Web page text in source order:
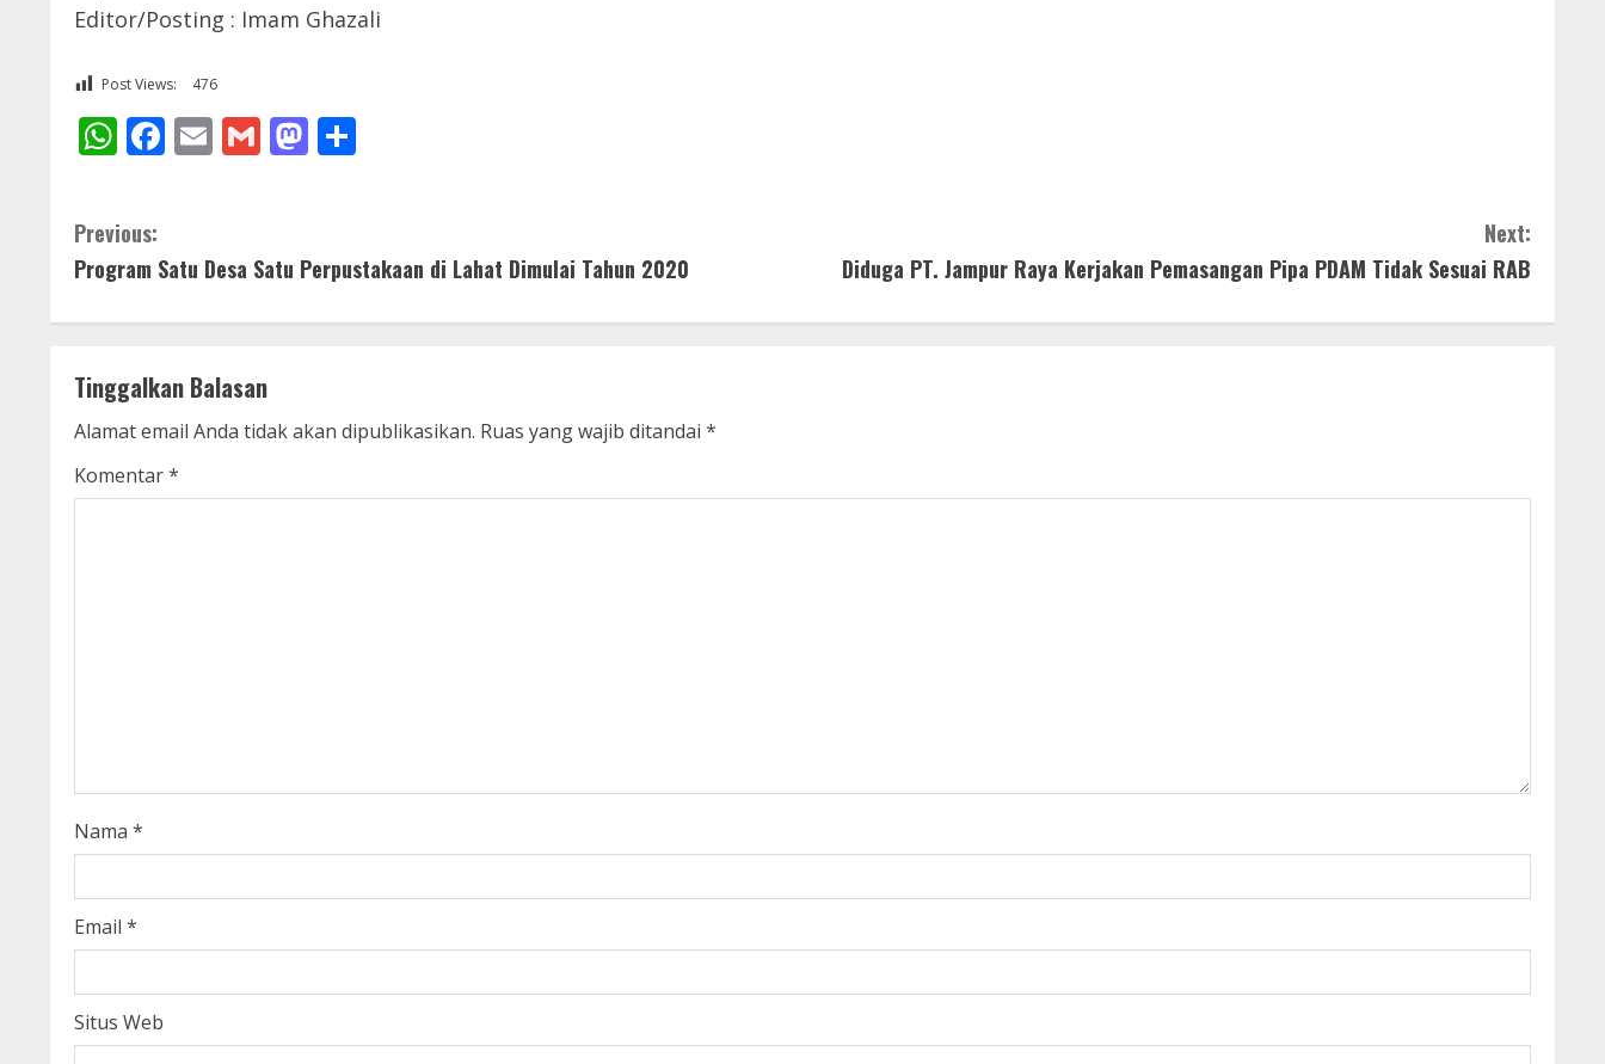
Editor/Posting : Imam Ghazali
Post Views: 476
WhatsApp
Facebook
EmailGmailMastodon
C
o
n
t
i
n
d
i
n
g
Previous:
Program Satu Desa Satu Perpustakaan di Lahat Dimulai Tahun 2020
Next:
Diduga PT. Jampur Raya Kerjakan Pemasangan Pipa PDAM Tidak Sesuai RAB
Tinggalkan Balasan
Alamat email Anda tidak akan dipublikasikan. Ruas yang wajib ditandai *
Komentar*
Nama *
Email *
Situs Web